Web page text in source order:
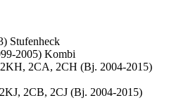
Stufenheck
2005) Kombi
2CA, 2CH (Bj. 2004-2015)
2CB, 2CJ (Bj. 2004-2015)